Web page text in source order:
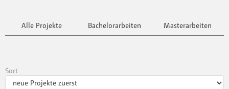
Alle Projekte Bachelorarbeiten Masterarbeiten
Sort